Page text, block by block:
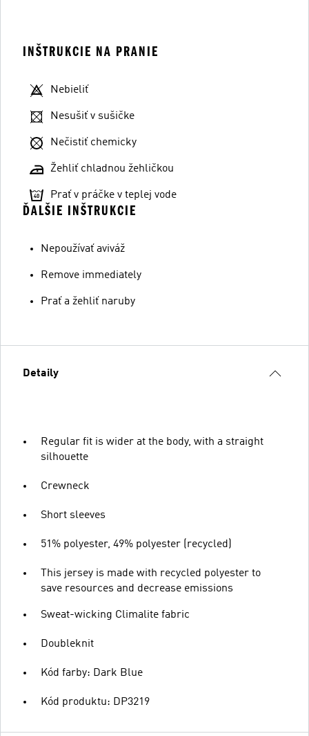
INŠTRUKCIE NA PRANIE
Nebieliť
Nesušiť v sušičke
Nečistiť chemicky
Žehliť chladnou žehličkou
Prať v práčke v teplej vode
ĎALŠIE INŠTRUKCIE
Nepoužívať aviváž
Remove immediately
Prať a žehliť naruby
Detaily
Regular fit is wider at the body, with a straight
silhouette
Crewneck
Short sleeves
51% polyester, 49% polyester (recycled)
This jersey is made with recycled polyester to
save resources and decrease emissions
Sweat-wicking Climalite fabric
Doubleknit
Kód farby: Dark Blue
Kód produktu: DP3219